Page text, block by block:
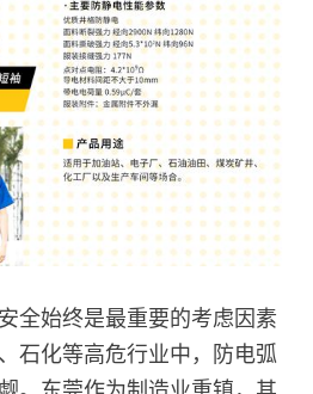
全始终是最重要的考虑因素
石化等高危行业中，防电弧